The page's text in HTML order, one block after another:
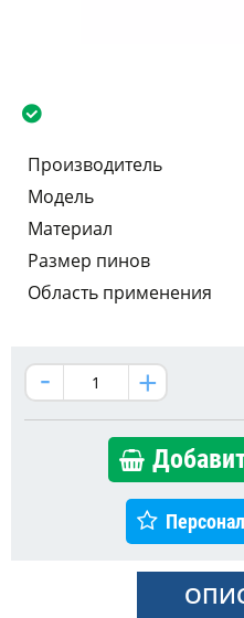
Производитель
Модель
Материал
Размер пинов
Область применения